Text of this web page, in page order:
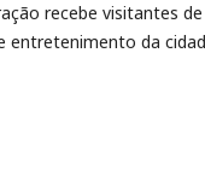
recebe visitantes
entretenimento da